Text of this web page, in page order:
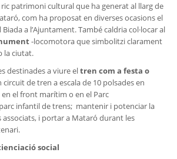
patrimoni cultural que ha generat al llarg de
com ha proposat en diverses ocasions el
a l’Ajuntament. També caldria col·locar al
-locomotora que simbolitzi clarament
la ciutat.
destinades a viure eltren com a festa o
de tren a escala de 10 polsades en
el front marítim o en el Parc
infantil de trens; mantenir i potenciar la
associats, i portar a Mataró durant les
social